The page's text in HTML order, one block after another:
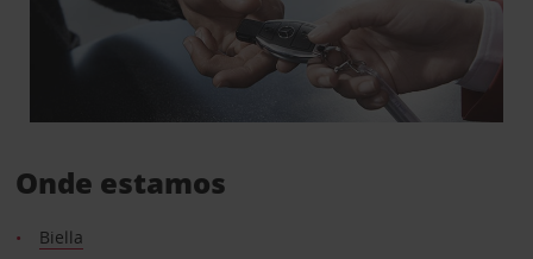
Onde estamos
Biella